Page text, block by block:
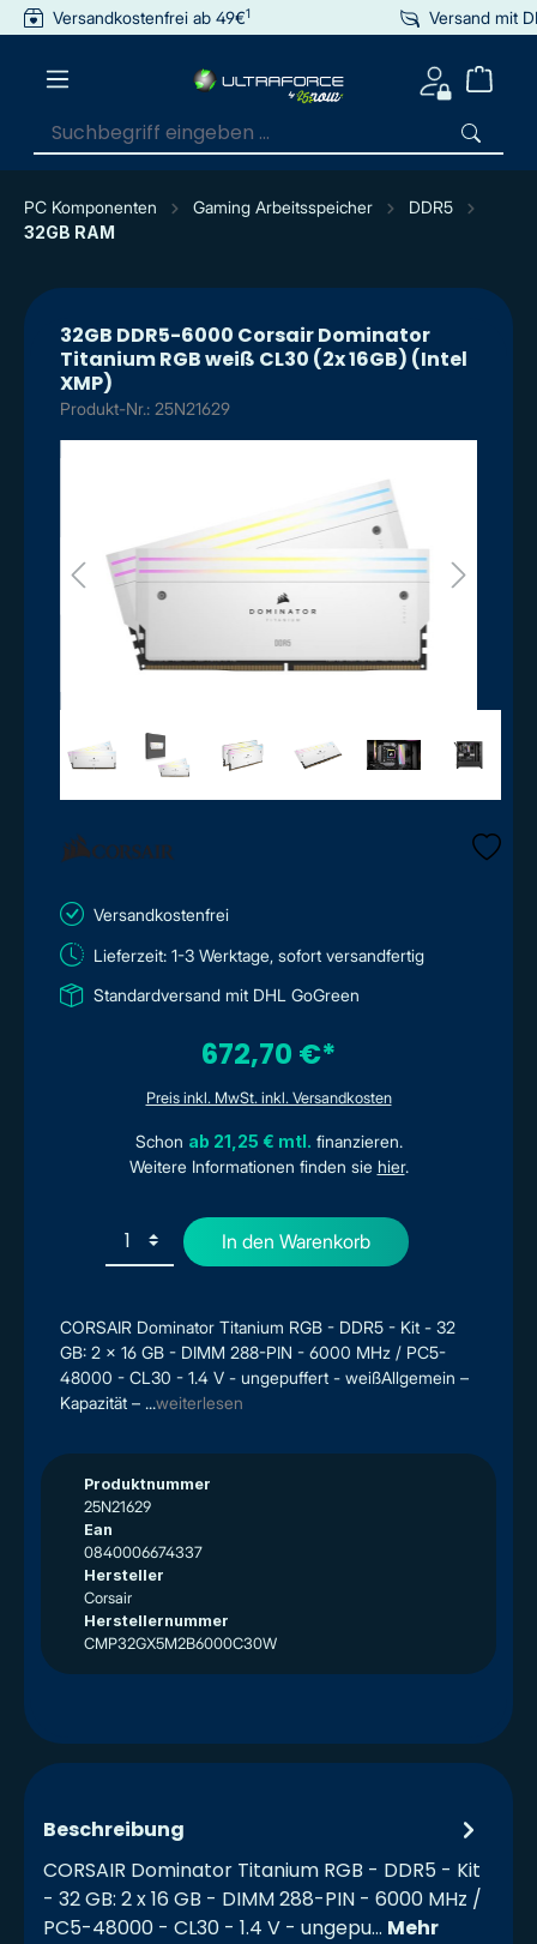
springen
Versandkostenfrei ab 49€1 Versand mit
PC Komponenten Gaming Arbeitsspeicher
DDR5
32GB RAM
32GB DDR5-6000 Corsair Dominator
Titanium RGB weiß CL30 (2x 16GB) (Intel
XMP)
Produkt-Nr.: 25N21629
CORSAIR Dominator Titanium RGB - DDR5 - Kit - 32
GB: 2 x 16 GB - DIMM 288-PIN - 6000 MHz / PC5-
48000 - CL30 - 1.4 V - ungepuffert - weißAllgemein –
Kapazität – ...weiterlesen
Produktnummer
25N21629
Ean
0840006674337
Hersteller
Corsair
Herstellernummer
CMP32GX5M2B6000C30W
Versandkostenfrei
Lieferzeit: 1-3 Werktage, sofort versandfertig
Standardversand mit DHL GoGreen
672,70 €*
Preis inkl. MwSt. inkl. Versandkosten
Schon ab 21,25 € mtl. finanzieren.
Weitere Informationen finden sie hier.
In den Warenkorb
Beschreibung
CORSAIR Dominator Titanium RGB - DDR5 - Kit
- 32 GB: 2 x 16 GB - DIMM 288-PIN - 6000 MHz /
PC5-48000 - CL30 - 1.4 V - ungepu… Mehr